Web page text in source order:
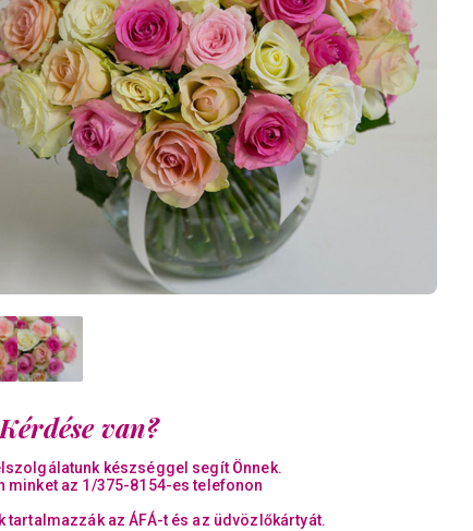
Kérdése van?
készséggel segít Önnek.
minket az 1/375-8154-es telefonon
tartalmazzák az ÁFÁ-t és az üdvözlőkártyát.